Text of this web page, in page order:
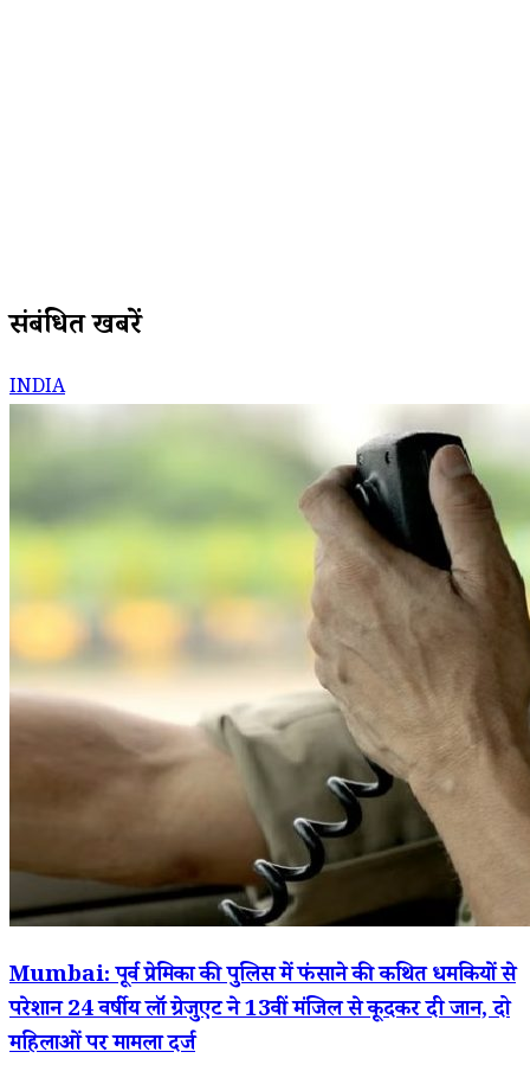
संबंधित खबरें
INDIA
Mumbai: पूर्व प्रेमिका की पुलिस में फंसाने की कथित धमकियों से
परेशान 24 वर्षीय लॉ ग्रेजुएट ने 13वीं मंजिल से कूदकर दी जान, दो
महिलाओं पर मामला दर्ज